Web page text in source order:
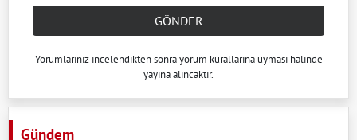
GÖNDER
Yorumlarınız incelendikten sonrayorum kurallarına uyması halinde
yayına alıncaktır.
Gündem